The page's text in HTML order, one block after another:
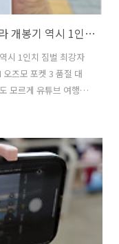
DJI 오즈모 포켓3 여행 브이로그 카메라 개봉기 역시 1인치 짐벌 최강자
시 1인치 짐벌 최강자
즈모 포켓 3 품절 대
모르게 유튜브 여행장
리고 정말 구매할 때,
을 구매하면서 고민했
션캠을 사지? 1인칭 짐
모 포켓3 크리에이터 콤
니다. 오즈모 포켓3 콤
추천하는 ..